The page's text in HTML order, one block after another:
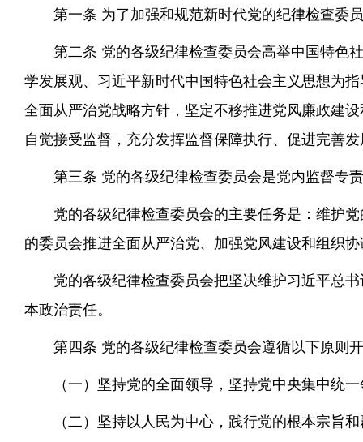
第一条 为了加强和规范新时代党的纪律检查委
第二条 党的各级纪律检查委员会高举中国特色
学发展观、习近平新时代中国特色社会主义思想为
全面从严治党战略方针，坚定不移推进党风廉政建
自觉接受监督，充分发挥监督保障执行、促进完善
第三条 党的各级纪律检查委员会是党内监督专
党的各级纪律检查委员会的主要任务是：维护
的委员会推进全面从严治党、加强党风建设和组织
党的各级纪律检查委员会把坚决维护习近平总
本政治责任。
第四条 党的各级纪律检查委员会遵循以下原则
（一）坚持党的全面领导，坚持党中央集中统
（二）坚持以人民为中心，践行党的根本宗旨